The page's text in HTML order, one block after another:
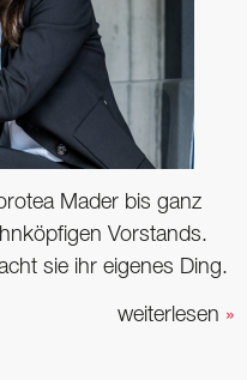
Mader bis ganz
Vorstands.
sie ihr eigenes Ding.
weiterlesen »